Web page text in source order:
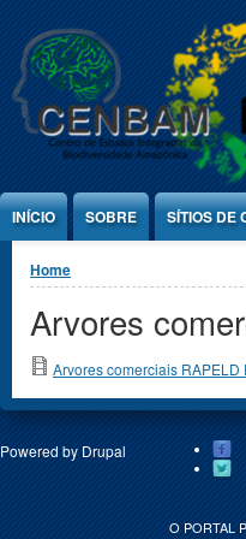
INÍCIO SOBRE SÍTIOS DE
You are here
Home
Arvores
Arvores comerciais
Powered by Drupal
O PORTAL